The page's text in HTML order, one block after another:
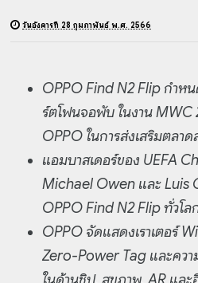
วันอังคารที่ 28 กุมภาพันธ์ พ.ศ. 2566
OPPO Find N2 Flip กำห
ร์ตโฟนจอพับ ในงาน
OPPO ในการส่งเสริมตลา
แอมบาสเดอร์ของ UEFA
Michael Owen และ Luis
OPPO Find N2 Flip ทั่วโล
OPPO จัดแสดงเราเตอร์
Zero-Power Tag และควา